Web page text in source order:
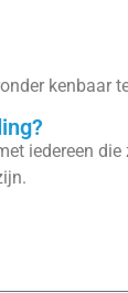
kenbaar
iedereen